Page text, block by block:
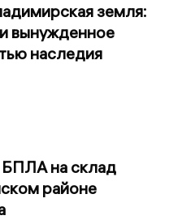
земля:
вынужденное
наследия
БПЛА на склад
районе